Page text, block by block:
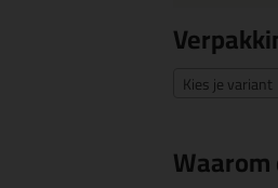
Kies je variant